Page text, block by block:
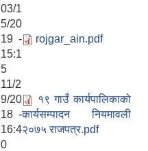
03/1
5/20
19 -
15:1
5
rojgar_ain.pdf
11/2
9/20
18 -
16:4
0
१९ गाउँ कार्यपालिकाको
कार्यसम्पादन नियमावली
२०७५ राजपत्र.pdf